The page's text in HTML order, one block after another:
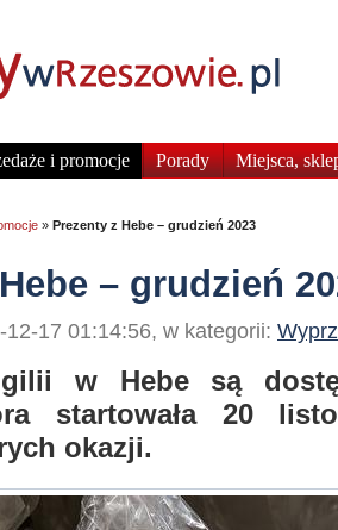
i promocje Porady Miejsca,
» Prezenty z Hebe – grudzień 2023
– grudzień
17 01:14:56, w kategorii:
w Hebe są
startowała 20
okazji.